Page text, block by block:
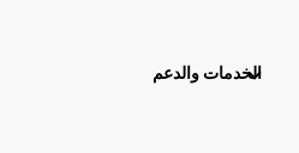
الخدمات والدعم